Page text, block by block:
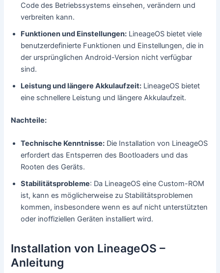
Code des Betriebssystems einsehen, verändern und
verbreiten kann.
Funktionen und Einstellungen: LineageOS bietet viele
benutzerdefinierte Funktionen und Einstellungen, die in
der ursprünglichen Android-Version nicht verfügbar
sind.
Leistung und längere Akkulaufzeit: LineageOS bietet
eine schnellere Leistung und längere Akkulaufzeit.
Nachteile:
Technische Kenntnisse: Die Installation von LineageOS
erfordert das Entsperren des Bootloaders und das
Rooten des Geräts.
Stabilitätsprobleme: Da LineageOS eine Custom-ROM
ist, kann es möglicherweise zu Stabilitätsproblemen
kommen, insbesondere wenn es auf nicht unterstützten
oder inoffiziellen Geräten installiert wird.
Installation von LineageOS –
Anleitung